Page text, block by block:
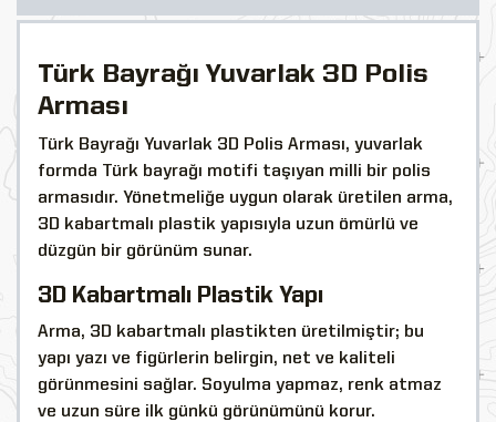
Türk Bayrağı Yuvarlak 3D Polis
Arması
Türk Bayrağı Yuvarlak 3D Polis Arması, yuvarlak
formda Türk bayrağı motifi taşıyan milli bir polis
armasıdır. Yönetmeliğe uygun olarak üretilen arma,
3D kabartmalı plastik yapısıyla uzun ömürlü ve
düzgün bir görünüm sunar.
3D Kabartmalı Plastik Yapı
Arma, 3D kabartmalı plastikten üretilmiştir; bu
yapı yazı ve figürlerin belirgin, net ve kaliteli
görünmesini sağlar. Soyulma yapmaz, renk atmaz
ve uzun süre ilk günkü görünümünü korur.